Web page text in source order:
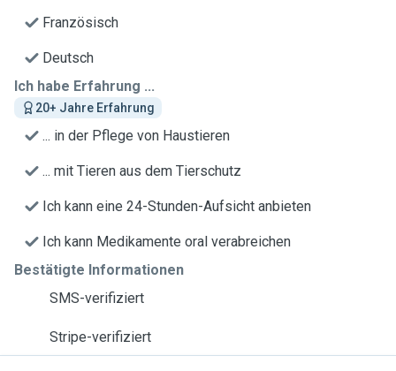
Französisch
Deutsch
Ich habe Erfahrung ...
20+ Jahre Erfahrung
... in der Pflege von Haustieren
... mit Tieren aus dem Tierschutz
Ich kann eine 24-Stunden-Aufsicht anbieten
Ich kann Medikamente oral verabreichen
Bestätigte Informationen
SMS-verifiziert
Stripe-verifiziert